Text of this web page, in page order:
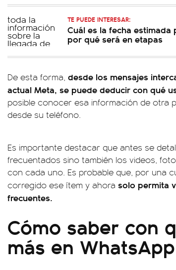
TE PUEDE INTERESAR:
Cuál es la fecha estimada
por qué será en etapas
De esta forma, desde los mensajes
actual Meta, se puede deducir con qué
posible conocer esa información de otra
desde su teléfono.
Es importante destacar que antes se
frecuentados sino también los videos,
con cada uno. Es probable que, por una
corregido ese ítem y ahora solo permita
frecuentes.
Cómo saber con
más en